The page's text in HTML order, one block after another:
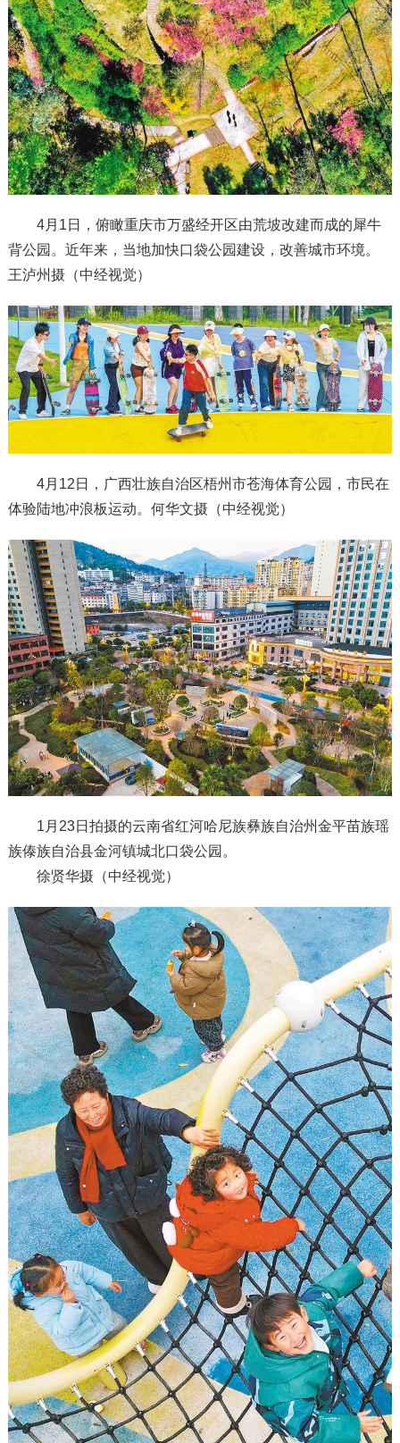
4月1日，俯瞰重庆市万盛经开区由荒坡改建而成的犀牛
背公园。近年来，当地加快口袋公园建设，改善城市环境。
王泸州摄（中经视觉）
4月12日，广西壮族自治区梧州市苍海体育公园，市民在
体验陆地冲浪板运动。何华文摄（中经视觉）
1月23日拍摄的云南省红河哈尼族彝族自治州金平苗族瑶
族傣族自治县金河镇城北口袋公园。
徐贤华摄（中经视觉）